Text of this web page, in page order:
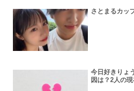
さとまるカッ
今日好きりょ
因は？2人の現